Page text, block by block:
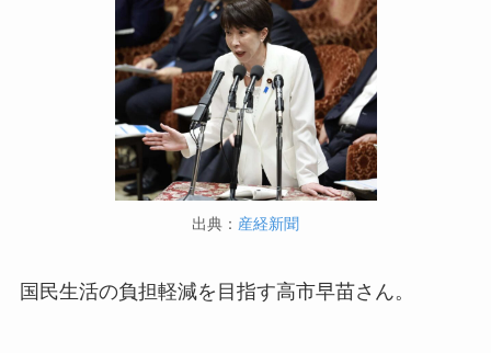
出典： 産経新聞
国民生活の負担軽減を目指す高市早苗さん。